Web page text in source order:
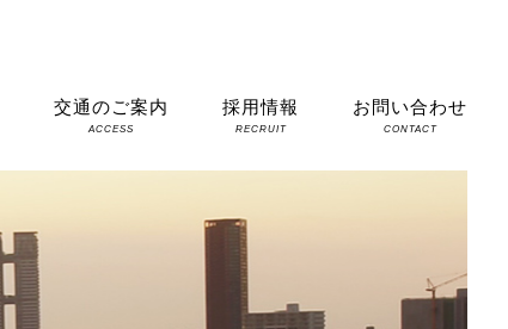
お問い合わせ
CONTACT
採用情報
RECRUIT
交通のご案内
ACCESS